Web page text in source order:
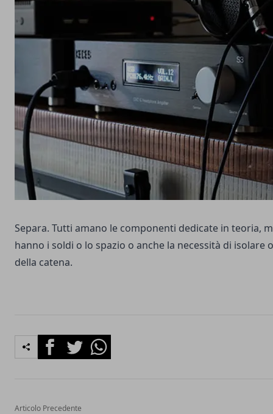
Separa. Tutti amano le componenti dedicate in teoria,
hanno i soldi o lo spazio o anche la necessità di isolare
della catena.
FacebookTwitterWhatsapp
Articolo Precedente